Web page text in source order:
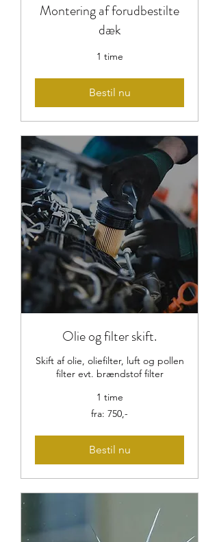
Montering af forudbestilte
dæk
1 time
Bestil nu
Olie og filter skift.
Skift af olie, oliefilter, luft og pollen
filter evt. brændstof filter
1 time
fra: 750,-
Bestil nu